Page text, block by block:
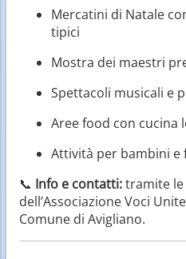
Mercatini di Natale
tipici
Mostra dei maestri
Spettacoli musicali e
Aree food con cucina
Attività per bambini e
📞 Info e contatti:tramite le
dell’Associazione Voci
Comune di Avigliano.